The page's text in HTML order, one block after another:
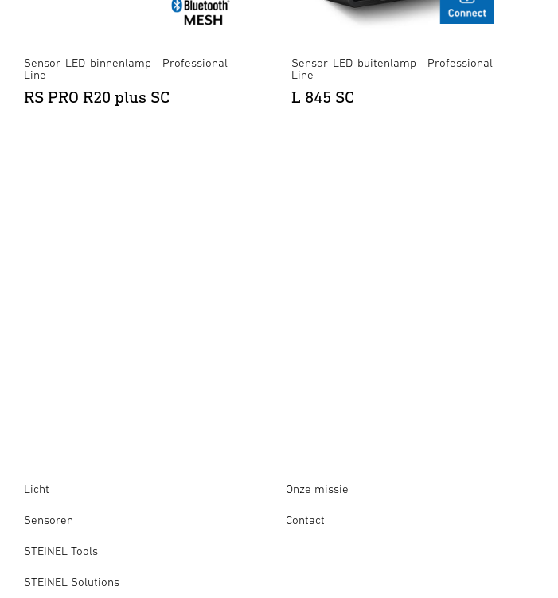
Sensor-LED-binnenlamp - Professional
Line
RS PRO R20 plus SC
Sensor-LED-buitenlamp - Professional
Line
L 845 SC
Licht
Sensoren
STEINEL Tools
STEINEL Solutions
Onze missie
Contact